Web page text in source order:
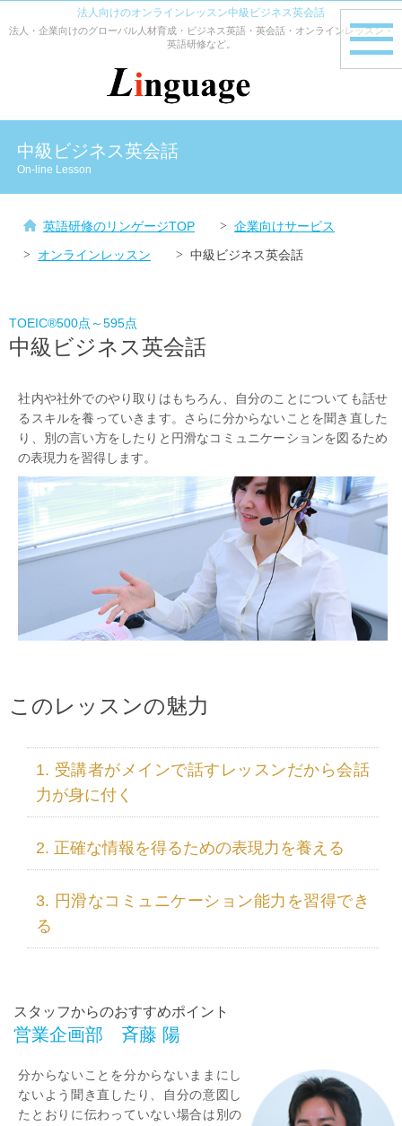
toggle
法人向けのオンラインレッスン中級ビジネス英会話
法人・企業向けのグローバル人材育成・ビジネス英語・英会話・オンラインレッスン・
英語研修など。
中級ビジネス英会話
On-line Lesson
英語研修のリンゲージTOP
企業向けサービス
オンラインレッスン
中級ビジネス英会話
TOEIC®500点～595点
中級ビジネス英会話
社内や社外でのやり取りはもちろん、自分のことについても話せ
るスキルを養っていきます。さらに分からないことを聞き直した
り、別の言い方をしたりと円滑なコミュニケーションを図るため
の表現力を習得します。
このレッスンの魅力
受講者がメインで話すレッスンだから会話
力が身に付く
正確な情報を得るための表現力を養える
円滑なコミュニケーション能力を習得でき
る
スタッフからのおすすめポイント
営業企画部 斉藤 陽
分からないことを分からないままにし
ないよう聞き直したり、自分の意図し
たとおりに伝わっていない場合は別の